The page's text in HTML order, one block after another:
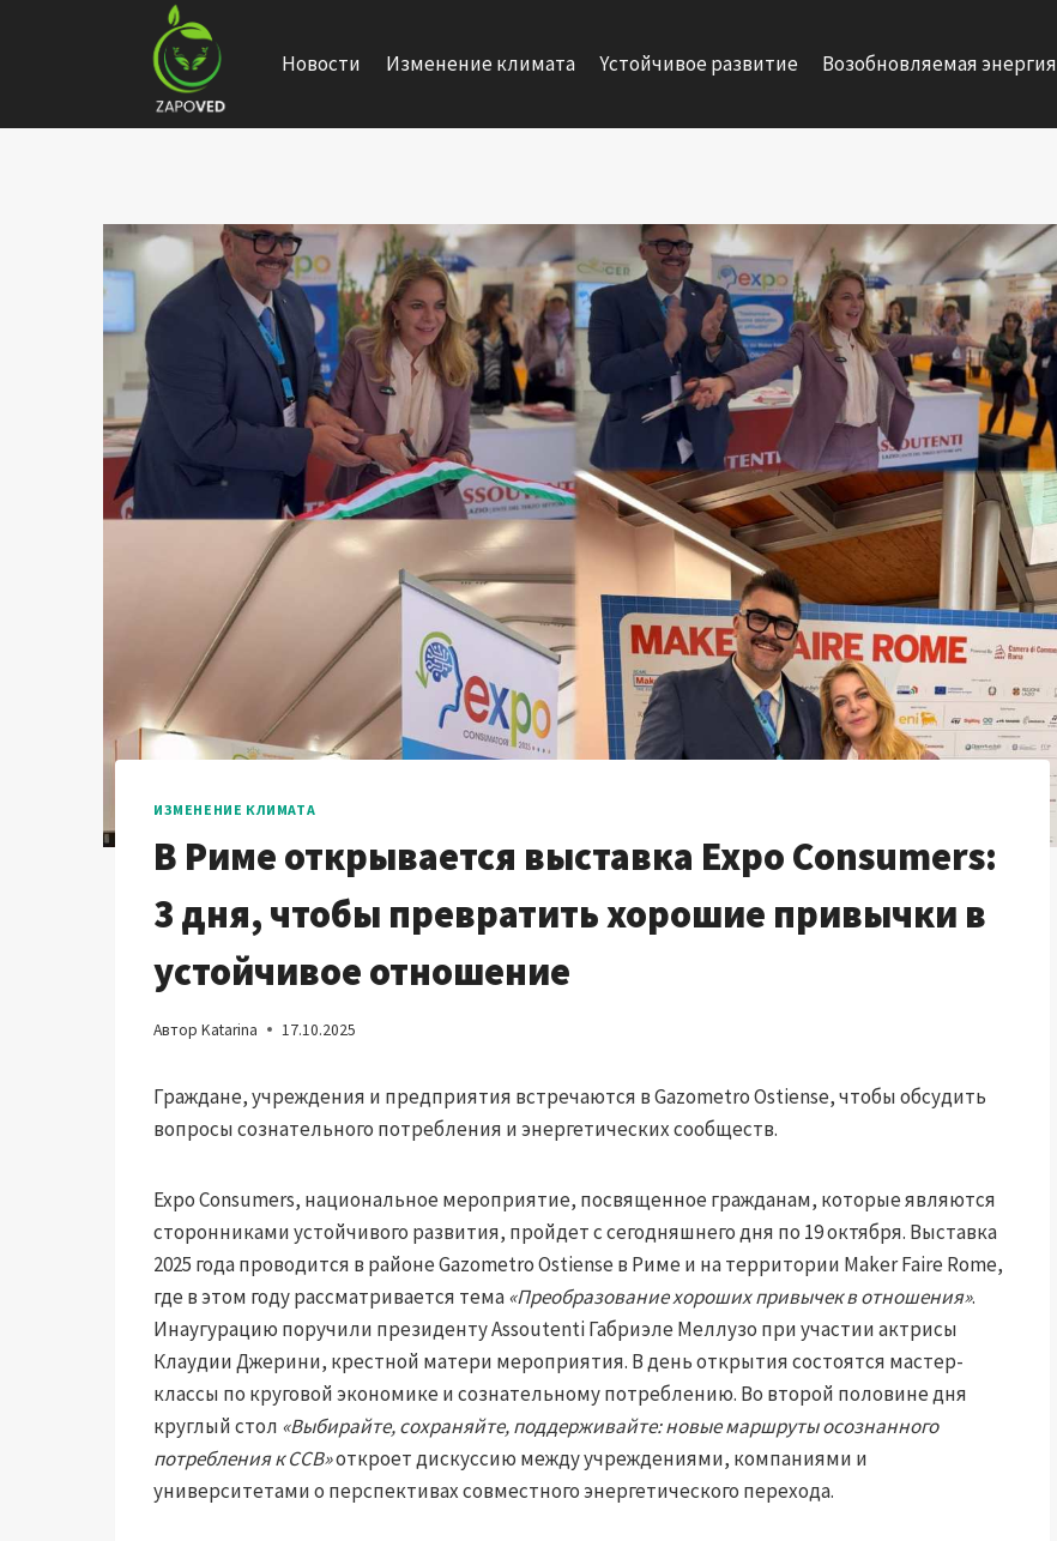
Новости Изменение климата Yстойчивое развитие Возобновляемая энергия
ИЗМЕНЕНИЕ КЛИМАТА
В Риме открывается выставка Expo Consumers:
3 дня, чтобы превратить хорошие привычки в
устойчивое отношение
Автор Katarina 17.10.2025
Граждане, учреждения и предприятия встречаются в Gazometro Ostiense, чтобы обсудить
вопросы сознательного потребления и энергетических сообществ.
Expo Consumers, национальное мероприятие, посвященное гражданам, которые являются
сторонниками устойчивого развития, пройдет с сегодняшнего дня по 19 октября. Выставка
2025 года проводится в районе Gazometro Ostiense в Риме и на территории Maker Faire Rome,
где в этом году рассматривается тема«Преобразование хороших привычек в отношения».
Инаугурацию поручили президенту Assoutenti Габриэле Меллузо при участии актрисы
Клаудии Джерини, крестной матери мероприятия. В день открытия состоятся мастер-
классы по круговой экономике и сознательному потреблению. Во второй половине дня
круглый стол «Выбирайте, сохраняйте, поддерживайте: новые маршруты осознанного
потребления к ССВ»откроет дискуссию между учреждениями, компаниями и
университетами о перспективах совместного энергетического перехода.